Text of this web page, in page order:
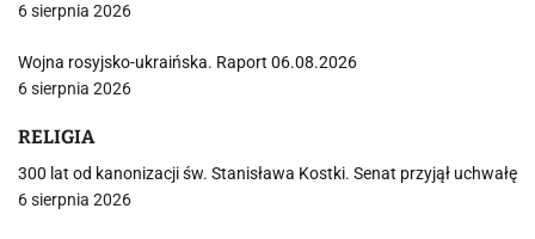
6 sierpnia 2026
Wojna rosyjsko-ukraińska. Raport 06.08.2026
6 sierpnia 2026
RELIGIA
300 lat od kanonizacji św. Stanisława Kostki. Senat przyjął uchwałę
6 sierpnia 2026